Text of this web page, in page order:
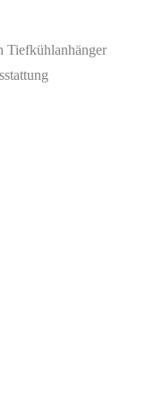
Tiefkühlanhänger